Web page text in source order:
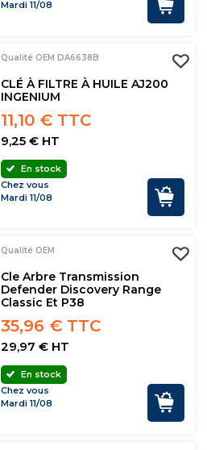
Mardi 11/08
Qualité OEM DA6638B
CLÉ À FILTRE À HUILE AJ200
INGENIUM
11,10 € TTC
9,25 € HT
En stock
Chez vous
Mardi 11/08
Qualité OEM
Cle Arbre Transmission
Defender Discovery Range
Classic Et P38
35,96 € TTC
29,97 € HT
En stock
Chez vous
Mardi 11/08